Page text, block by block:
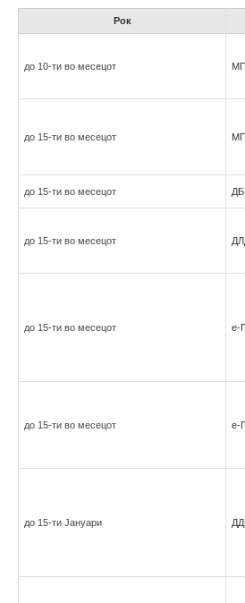
Рок
до 10-ти во месецот
до 15-ти во месецот
до 15-ти во месецот ДБ
до 15-ти во месецот
до 15-ти во месецот е-
до 15-ти во месецот е-
до 15-ти Јануари